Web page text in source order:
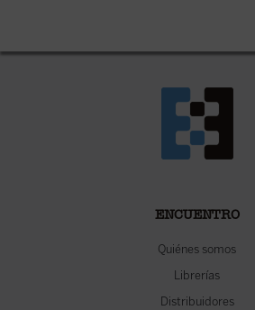
ENCUENTRO
Quiénes somos
Librerías
Distribuidores